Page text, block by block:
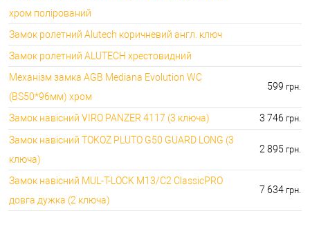
хром полірований
Замок ролетний Alutech коричневий англ. ключ
Замок ролетний ALUTECH хрестовидний
Механізм замка AGB Mediana Evolution WC
(BS50*96мм) хром
599 грн.
Замок навісний VIRO PANZER 4117 (3 ключа) 3 746 грн.
Замок навісний TOKOZ PLUTO G50 GUARD LONG (3
ключа)
2 895 грн.
Замок навісний MUL-T-LOCK M13/C2 ClassicPRO
довга дужка (2 ключа)
7 634 грн.